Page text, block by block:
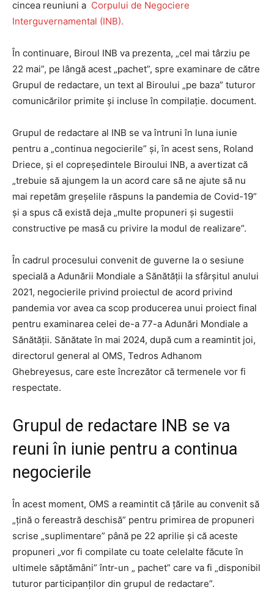
cincea reuniuni a Corpului de Negociere
Interguvernamental (INB).
În continuare, Biroul INB va prezenta, „cel mai târziu pe
22 mai”, pe lângă acest „pachet”, spre examinare de către
Grupul de redactare, un text al Biroului „pe baza” tuturor
comunicărilor primite și incluse în compilație. document.
Grupul de redactare al INB se va întruni în luna iunie
pentru a „continua negocierile” și, în acest sens, Roland
Driece, și el copreședintele Biroului INB, a avertizat că
„trebuie să ajungem la un acord care să ne ajute să nu
mai repetăm ​​greșelile răspuns la pandemia de Covid-19”
și a spus că există deja „multe propuneri și sugestii
constructive pe masă cu privire la modul de realizare”.
În cadrul procesului convenit de guverne la o sesiune
specială a Adunării Mondiale a Sănătății la sfârșitul anului
2021, negocierile privind proiectul de acord privind
pandemia vor avea ca scop producerea unui proiect final
pentru examinarea celei de-a 77-a Adunări Mondiale a
Sănătății. Sănătate în mai 2024, după cum a reamintit joi,
directorul general al OMS, Tedros Adhanom
Ghebreyesus, care este încrezător că termenele vor fi
respectate.
Grupul de redactare INB se va
reuni în iunie pentru a continua
negocierile
În acest moment, OMS a reamintit că țările au convenit să
„țină o fereastră deschisă” pentru primirea de propuneri
scrise „suplimentare” până pe 22 aprilie și că aceste
propuneri „vor fi compilate cu toate celelalte făcute în
ultimele săptămâni” într-un „ pachet” care va fi „disponibil
tuturor participanților din grupul de redactare”.